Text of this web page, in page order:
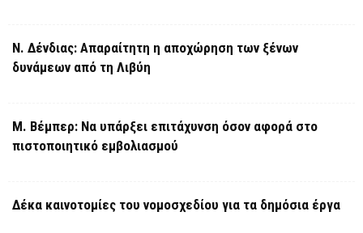
Ν. Δένδιας: Απαραίτητη η αποχώρηση των ξένων
δυνάμεων από τη Λιβύη
Μ. Βέμπερ: Να υπάρξει επιτάχυνση όσον αφορά στο
πιστοποιητικό εμβολιασμού
Δέκα καινοτομίες του νομοσχεδίου για τα δημόσια έργα